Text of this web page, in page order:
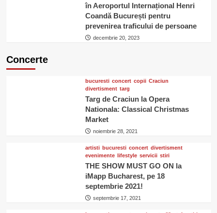
în Aeroportul Internațional Henri
Coandă București pentru
prevenirea traficului de persoane
decembrie 20, 2023
Concerte
bucuresti concert copii Craciun
divertisment targ
Targ de Craciun la Opera
Nationala: Classical Christmas
Market
noiembrie 28, 2021
artisti bucuresti concert divertisment
evenimente lifestyle servicii stiri
THE SHOW MUST GO ON la
iMapp Bucharest, pe 18
septembrie 2021!
septembrie 17, 2021